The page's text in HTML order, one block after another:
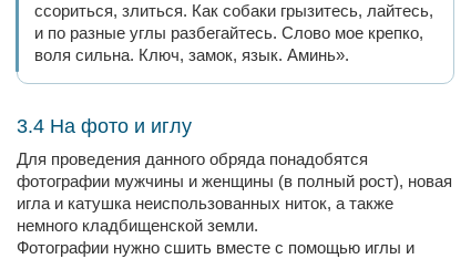
ссориться, злиться. Как собаки грызитесь, лайтесь,
и по разные углы разбегайтесь. Слово мое крепко,
воля сильна. Ключ, замок, язык. Аминь».
3.4 На фото и иглу
Для проведения данного обряда понадобятся
фотографии мужчины и женщины (в полный рост), новая
игла и катушка неиспользованных ниток, а также
немного кладбищенской земли.
Фотографии нужно сшить вместе с помощью иглы и